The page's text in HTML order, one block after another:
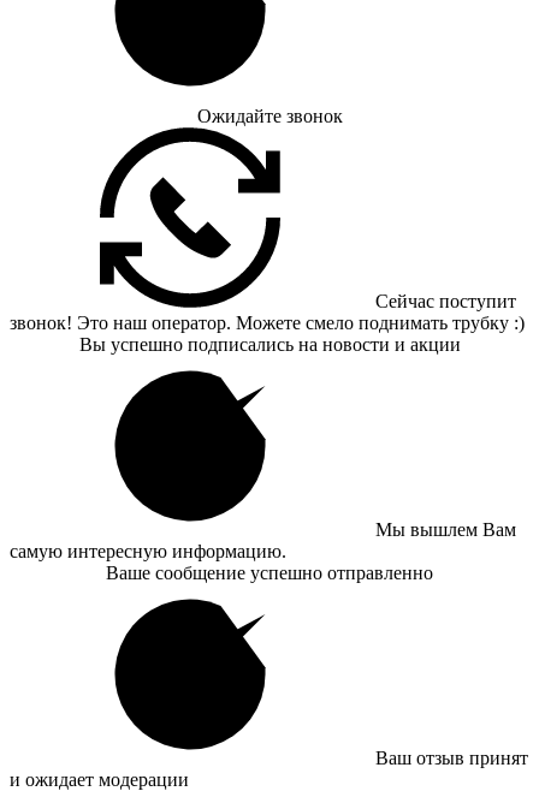
Ожидайте звонок
Сейчас поступит
звонок! Это наш оператор. Можете смело поднимать трубку :)
Вы успешно подписались на новости и акции
Мы вышлем Вам
самую интересную информацию.
Ваше сообщение успешно отправленно
Ваш отзыв принят
и ожидает модерации